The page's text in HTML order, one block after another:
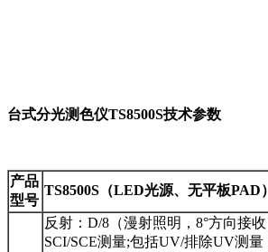
台式分光测色仪TS8500S技术参数
产品
型号
TS8500S（LED光源、无平板PAD）
反射：D/8（漫射照明，8°方向接
SCI/SCE测量;包括UV/排除UV测量